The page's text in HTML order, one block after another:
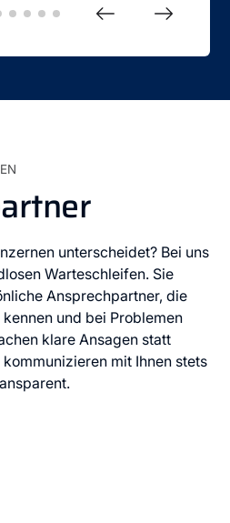
unterscheidet? Bei uns
Warteschleifen. Sie
Ansprechpartner, die
und bei Problemen
klare Ansagen statt
mit Ihnen stets